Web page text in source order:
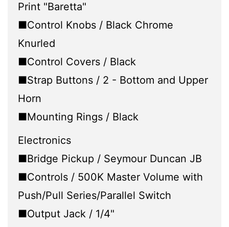
Print "Baretta"
■Control Knobs / Black Chrome
Knurled
■Control Covers / Black
■Strap Buttons / 2 - Bottom and Upper
Horn
■Mounting Rings / Black
Electronics
■Bridge Pickup / Seymour Duncan JB
■Controls / 500K Master Volume with
Push/Pull Series/Parallel Switch
■Output Jack / 1/4"